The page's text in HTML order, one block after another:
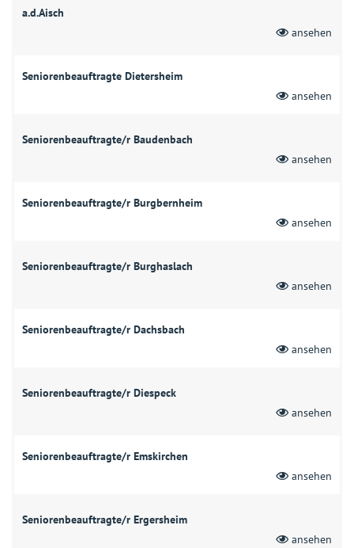
a.d.Aisch
ansehen
Seniorenbeauftragte Dietersheim
ansehen
Seniorenbeauftragte/r Baudenbach
ansehen
Seniorenbeauftragte/r Burgbernheim
ansehen
Seniorenbeauftragte/r Burghaslach
ansehen
Seniorenbeauftragte/r Dachsbach
ansehen
Seniorenbeauftragte/r Diespeck
ansehen
Seniorenbeauftragte/r Emskirchen
ansehen
Seniorenbeauftragte/r Ergersheim
ansehen